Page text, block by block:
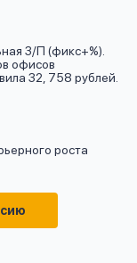
З/П (фикс+%).
офисов
32, 758 рублей.
роста